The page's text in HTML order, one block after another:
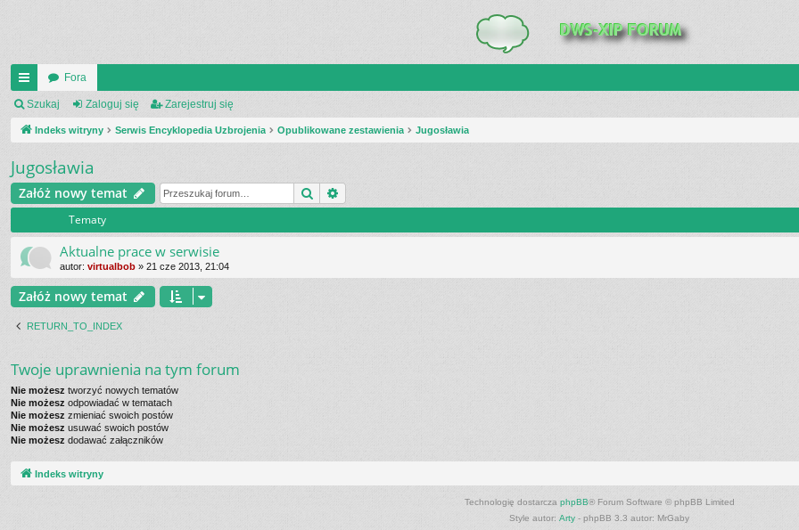
UI
C
_L
IN
K
S
Fora
Szukaj Zaloguj się Zarejestruj się
Indeks witryny Serwis Encyklopedia Uzbrojenia Opublikowane zestawienia Jugosławia
Jugosławia
Załóż nowy temat Szukaj
Tematy
Aktualne prace w serwisie
autor: virtualbob » 21 cze 2013, 21:04
Załóż nowy temat
RETURN_TO_INDEX
Twoje uprawnienia na tym forum
Nie możesz tworzyć nowych tematów
Nie możesz odpowiadać w tematach
Nie możesz zmieniać swoich postów
Nie możesz usuwać swoich postów
Nie możesz dodawać załączników
Indeks witryny
Technologię dostarcza phpBB® Forum Software © phpBB Limited
Style autor: Arty - phpBB 3.3 autor: MrGaby